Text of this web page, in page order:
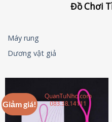
Đồ Chơi
Máy rung
Dương vật giả
Giảm giá!